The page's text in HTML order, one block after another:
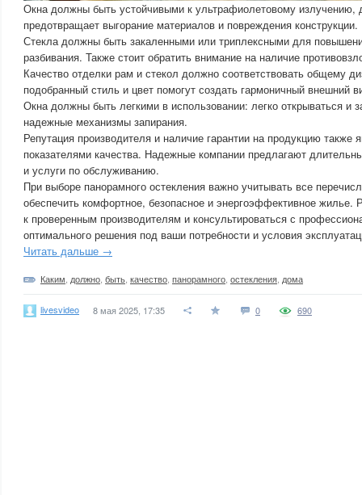
Окна должны быть устойчивыми к ультрафиолетовому излучению,
предотвращает выгорание материалов и повреждения конструкции.
Стекла должны быть закаленными или триплексными для
разбивания. Также стоит обратить внимание на наличие
Качество отделки рам и стекол должно соответствовать общему
подобранный стиль и цвет помогут создать гармоничный внешний
Окна должны быть легкими в использовании: легко открываться и
надежные механизмы запирания.
Репутация производителя и наличие гарантии на продукцию
показателями качества. Надежные компании предлагают
и услуги по обслуживанию.
При выборе панорамного остекления важно учитывать все
обеспечить комфортное, безопасное и энергоэффективное жилье.
к проверенным производителям и консультироваться с
оптимального решения под ваши потребности и условия
Читать дальше →
Каким должно быть качество панорамного остекления дома
livesvideo 8 мая 2025, 17:35 0 690